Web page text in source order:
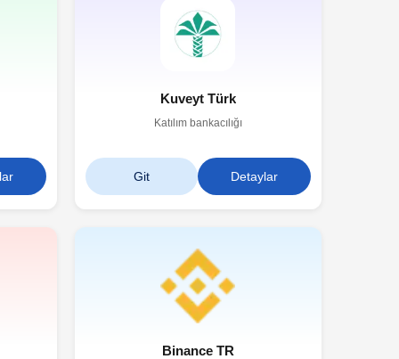
Kuveyt Türk
Katılım bankacılığı
Git Detaylar
Binance TR